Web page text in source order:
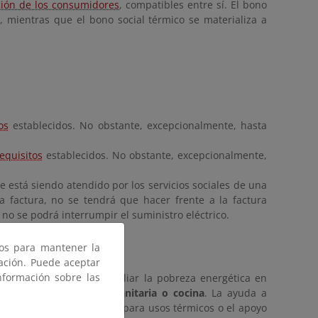
de los consumidores, compatibles entre sí. El bono
que el bono social térmico se materializa a
establecidos. No obstante, excepcionalmente, hasta
establecidos. No obstante, excepcionalmente,
está siendo atendido por los servicios sociales de una
factura, no se tendrá que hacer frente a la factura
se podrá interrumpir el suministro eléctrico.
destinadasa paliar la pobreza energética en
agua caliente sanitaria o cocina. La ayuda a
para usos térmicos o el apoyo
para mantener la
Puede aceptar
sobre las